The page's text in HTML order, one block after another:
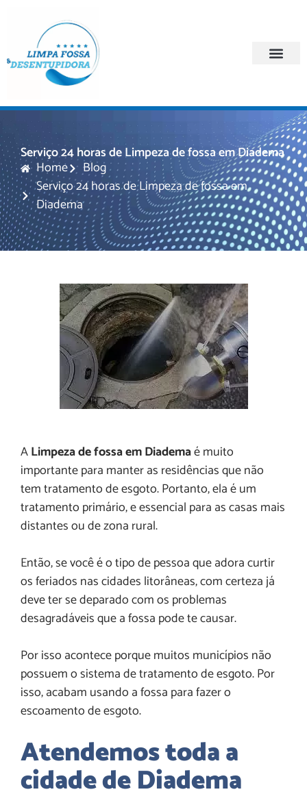
Serviço 24 horas de Limpeza de fossa em Diadema
Home
Blog
Serviço 24 horas de Limpeza de fossa em
Diadema
ALimpeza de fossa em Diademaé muito
importante para manter as residências que não
tem tratamento de esgoto. Portanto, ela é um
tratamento primário, e essencial para as casas mais
distantes ou de zona rural.
Então, se você é o tipo de pessoa que adora curtir
os feriados nas cidades litorâneas, com certeza já
deve ter se deparado com os problemas
desagradáveis que a fossa pode te causar.
Por isso acontece porque muitos municípios não
possuem o sistema de tratamento de esgoto. Por
isso, acabam usando a fossa para fazer o
escoamento de esgoto.
Atendemos toda a
cidade de Diadema